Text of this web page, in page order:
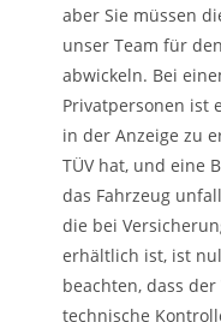
aber Sie müssen
unser Team für
abwickeln. Bei
Privatpersonen ist
in der Anzeige zu
TÜV hat, und eine
das Fahrzeug
die bei
erhältlich ist, ist
beachten, dass
technische